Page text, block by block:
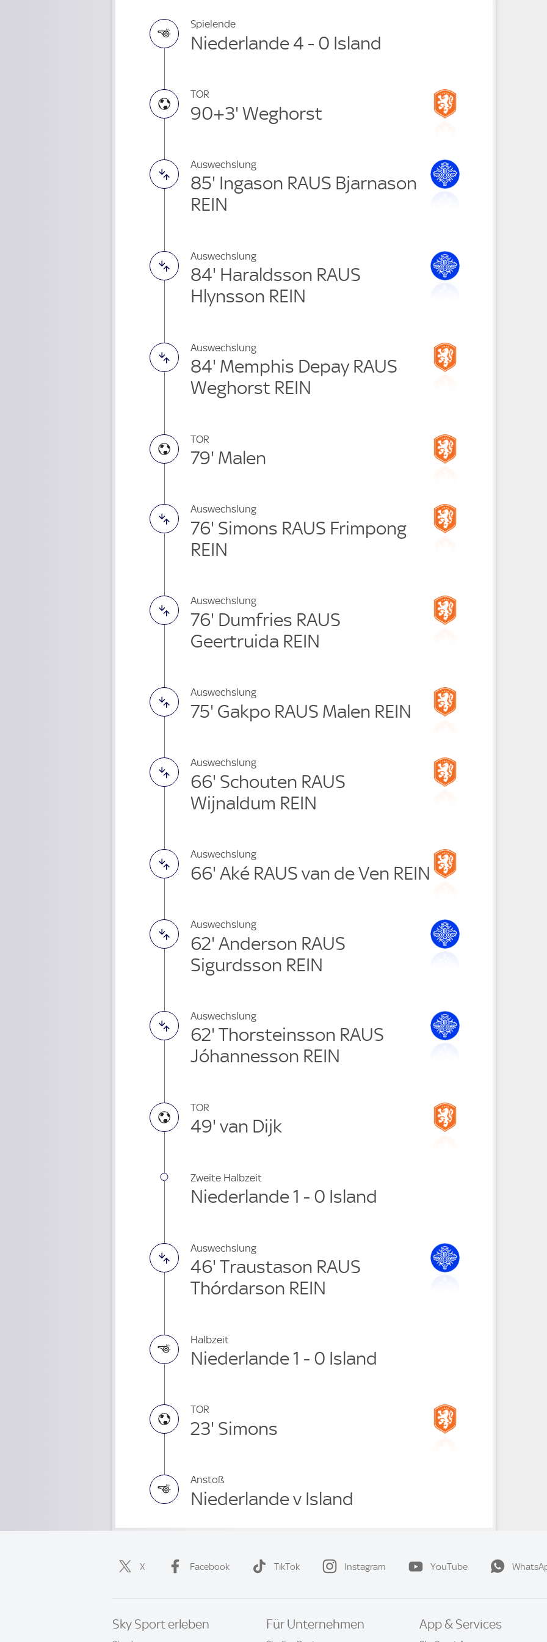
Spielende
Niederlande 4 - 0 Island
TOR
90+3' Weghorst
Auswechslung
85' Ingason RAUS Bjarnason
REIN
Auswechslung
84' Haraldsson RAUS
Hlynsson REIN
Auswechslung
84' Memphis Depay RAUS
Weghorst REIN
TOR
79' Malen
Auswechslung
76' Simons RAUS Frimpong
REIN
Auswechslung
76' Dumfries RAUS
Geertruida REIN
Auswechslung
75' Gakpo RAUS Malen REIN
Auswechslung
66' Schouten RAUS
Wijnaldum REIN
Auswechslung
66' Aké RAUS van de Ven REIN
Auswechslung
62' Anderson RAUS
Sigurdsson REIN
Auswechslung
62' Thorsteinsson RAUS
Jóhannesson REIN
TOR
49' van Dijk
Zweite Halbzeit
Niederlande 1 - 0 Island
Auswechslung
46' Traustason RAUS
Thórdarson REIN
Halbzeit
Niederlande 1 - 0 Island
TOR
23' Simons
Anstoß
Niederlande v Island
X Facebook TikTok Instagram YouTube
Sky Sport erleben Für Unternehmen App & Services